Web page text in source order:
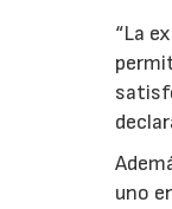
“La
uno